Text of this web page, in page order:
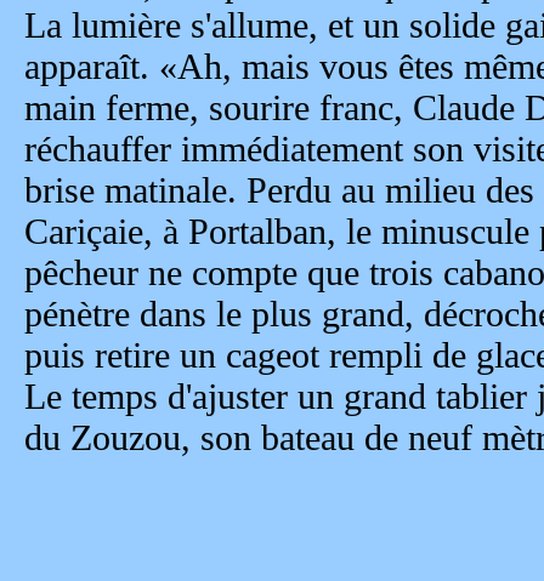
La lumière s'allume, et un solide
apparaît. «Ah, mais vous êtes
main ferme, sourire franc, Claude
réchauffer immédiatement son
brise matinale. Perdu au milieu
Cariçaie, à Portalban, le minuscule
pêcheur ne compte que trois
pénètre dans le plus grand,
puis retire un cageot rempli de
Le temps d'ajuster un grand
du Zouzou, son bateau de neuf